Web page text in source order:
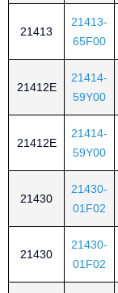
21413
21413-
65F00
21412E
21414-
59Y00
21412E
21414-
59Y00
21430
21430-
01F02
21430
21430-
01F02